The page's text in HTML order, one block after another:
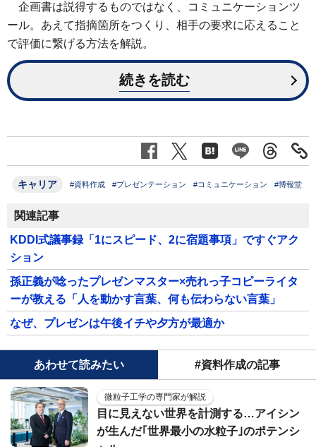
企画書は説得するものではなく、コミュニケーションツ
ール。あえて指摘箇所をつくり、相手の要求に応えること
で評価に繋げる方法を解説。
続きを読む
キャリア #資料作成 #プレゼンテーション #コミュニケーション #博報堂
関連記事
KDDI式議事録「1にスピード、2に宿題事項」ですぐアク
ション
孫正義が唸ったプレゼンマスター×売れっ子コピーライタ
ーが教える「人を動かす言葉、何も伝わらない言葉」
なぜ、プレゼンは午後イチや夕方が最適か
あわせて読みたい #資料作成の記事
微粒子工学の専門家が解説
目に見えない世界を計測する…アイシン
が生んだ｢世界最小の水粒子｣のポテンシ